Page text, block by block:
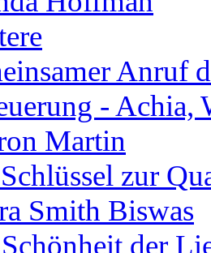
Anruf
- Achia,
Martin
zur
Smith Biswas
der